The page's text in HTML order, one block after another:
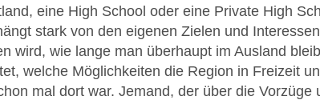
eine High School oder eine Private High
stark von den eigenen Zielen und
wird, wie lange man überhaupt im Ausland
welche Möglichkeiten die Region in Freizeit
mal dort war. Jemand, der über die Vorzüge